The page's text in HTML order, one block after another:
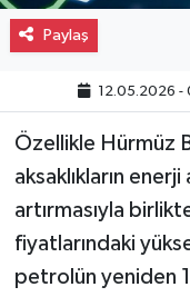
Paylaş
12.05.2026 -
Özellikle Hürmüz
aksaklıkların
artırmasıyla
fiyatlarındaki
petrolün yeniden